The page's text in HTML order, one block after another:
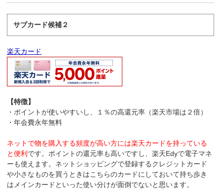
サブカード候補２
楽天カード
【特徴】
・ポイントが使いやすいし、１％の高還元率（楽天市場は２倍）
・年会費永年無料
ネットで物を購入する頻度が高い方には楽天カードを持っている
と便利 です。ポイントの還元率も高いですし、楽天Edyで電子マネ
ーも使えます。ネットショッピングで登録するクレジットカード
や小さなものを買うときはこちらのカードにしておいて持ち歩き
はメインカードといった使い分けが面倒でないと思います。